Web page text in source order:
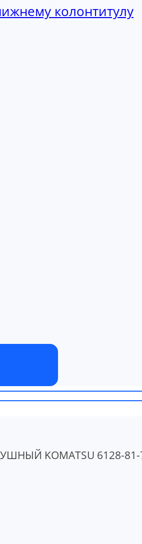
колонтитулу
KOMATSU 6128-81-